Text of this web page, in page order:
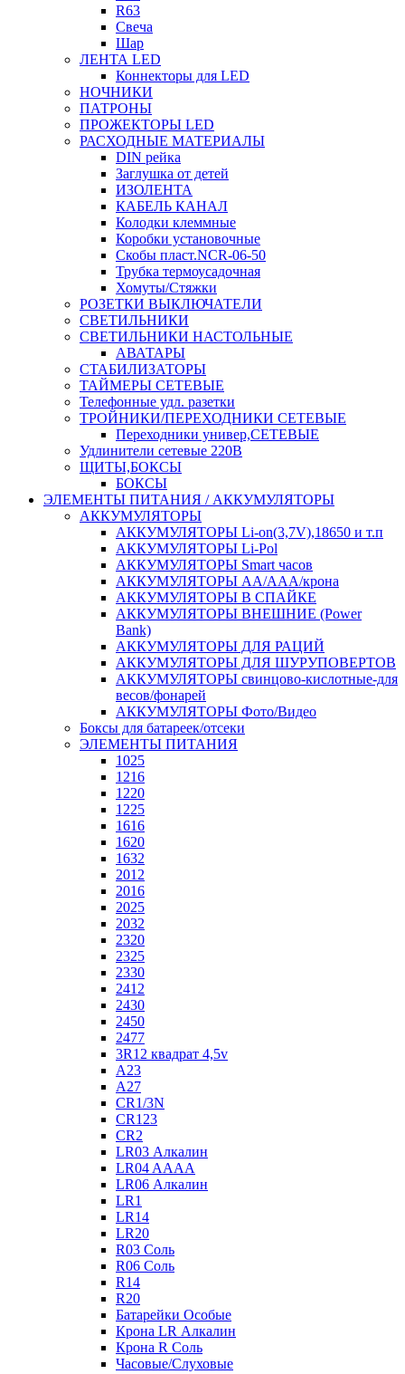
R63
Свеча
Шар
ЛЕНТА LED
Коннекторы для LED
НОЧНИКИ
ПАТРОНЫ
ПРОЖЕКТОРЫ LED
РАСХОДНЫЕ МАТЕРИАЛЫ
DIN рейка
Заглушка от детей
ИЗОЛЕНТА
КАБЕЛЬ КАНАЛ
Колодки клеммные
Коробки установочные
Скобы пласт.NCR-06-50
Трубка термоусадочная
Хомуты/Стяжки
РОЗЕТКИ ВЫКЛЮЧАТЕЛИ
СВЕТИЛЬНИКИ
СВЕТИЛЬНИКИ НАСТОЛЬНЫЕ
АВАТАРЫ
СТАБИЛИЗАТОРЫ
ТАЙМЕРЫ СЕТЕВЫЕ
Телефонные удл. разетки
ТРОЙНИКИ/ПЕРЕХОДНИКИ СЕТЕВЫЕ
Переходники универ,СЕТЕВЫЕ
Удлинители сетевые 220В
ЩИТЫ,БОКСЫ
БОКСЫ
ЭЛЕМЕНТЫ ПИТАНИЯ / АККУМУЛЯТОРЫ
АККУМУЛЯТОРЫ
АККУМУЛЯТОРЫ Li-on(3,7V),18650 и т.п
АККУМУЛЯТОРЫ Li-Pol
АККУМУЛЯТОРЫ Smart часов
АККУМУЛЯТОРЫ АА/ААА/крона
АККУМУЛЯТОРЫ В СПАЙКЕ
АККУМУЛЯТОРЫ ВНЕШНИЕ (Power
Bank)
АККУМУЛЯТОРЫ ДЛЯ РАЦИЙ
АККУМУЛЯТОРЫ ДЛЯ ШУРУПОВЕРТОВ
АККУМУЛЯТОРЫ свинцово-кислотные-для
весов/фонарей
АККУМУЛЯТОРЫ Фото/Видео
Боксы для батареек/отсеки
ЭЛЕМЕНТЫ ПИТАНИЯ
1025
1216
1220
1225
1616
1620
1632
2012
2016
2025
2032
2320
2325
2330
2412
2430
2450
2477
3R12 квадрат 4,5v
A23
A27
CR1/3N
CR123
CR2
LR03 Алкалин
LR04 AAAA
LR06 Алкалин
LR1
LR14
LR20
R03 Соль
R06 Соль
R14
R20
Батарейки Особые
Крона LR Алкалин
Крона R Соль
Часовые/Слуховые